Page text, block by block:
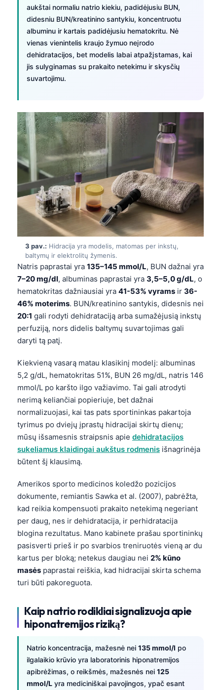
aukštai normaliu natrio kiekiu, padidėjusiu BUN,
didesniu BUN/kreatinino santykiu, koncentruotu
albuminu ir kartais padidėjusiu hematokritu. Nė
vienas vienintelis kraujo žymuo neįrodo
dehidratacijos, bet modelis labai atpažįstamas, kai
jis sulyginamas su prakaito netekimu ir skysčių
suvartojimu.
3 pav.: Hidracija yra modelis, matomas per inkstų,
baltymų ir elektrolitų žymenis.
Natris paprastai yra 135–145 mmol/L, BUN dažnai yra
7–20 mg/dl, albuminas paprastai yra 3,5–5,0 g/dL, o
hematokritas dažniausiai yra 41-53% vyrams ir 36-
46% moterims. BUN/kreatinino santykis, didesnis nei
20:1 gali rodyti dehidrataciją arba sumažėjusią inkstų
perfuziją, nors didelis baltymų suvartojimas gali
daryti tą patį.
Kiekvieną vasarą matau klasikinį modelį: albuminas
5,2 g/dL, hematokritas 51%, BUN 26 mg/dL, natris 146
mmol/L po karšto ilgo važiavimo. Tai gali atrodyti
nerimą keliančiai popieriuje, bet dažnai
normalizuojasi, kai tas pats sportininkas pakartoja
tyrimus po dviejų įprastų hidracijai skirtų dienų;
mūsų išsamesnis straipsnis apie dehidratacijos
sukeliamus klaidingai aukštus rodmenis išnagrinėja
būtent šį klausimą.
Amerikos sporto medicinos koledžo pozicijos
dokumente, remiantis Sawka et al. (2007), pabrėžta,
kad reikia kompensuoti prakaito netekimą negeriant
per daug, nes ir dehidratacija, ir perhidratacija
blogina rezultatus. Mano kabinete prašau sportininkų
pasisverti prieš ir po svarbios treniruotės vieną ar du
kartus per bloką; netekus daugiau nei 2% kūno
masės paprastai reiškia, kad hidracijai skirta schema
turi būti pakoreguota.
Kaip natrio rodikliai signalizuoja apie
hiponatremijos riziką?
Natrio koncentracija, mažesnė nei 135 mmol/l po
ilgalaikio krūvio yra laboratorinis hiponatremijos
apibrėžimas, o reikšmės, mažesnės nei 125
mmol/L yra mediciniškai pavojingos, ypač esant